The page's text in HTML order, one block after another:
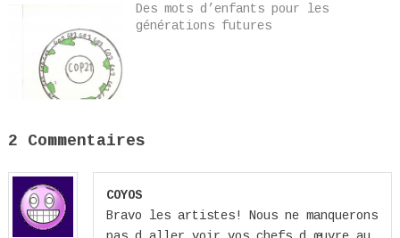
Des mots d’enfants pour les
générations futures
2 Commentaires
COYOS
Bravo les artistes! Nous ne manquerons